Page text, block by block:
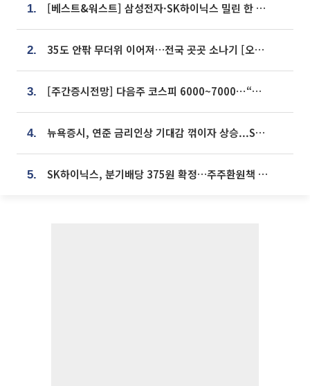
1. [베스트&워스트] 삼성전자·SK하이닉스 밀린 한 주…상상인증권은 85% 급등
2. 35도 안팎 무더위 이어져…전국 곳곳 소나기 [오늘 날씨]
3. [주간증시전망] 다음주 코스피 6000~7000⋯“外人 수급은 정책이 변수”
4. 뉴욕증시, 연준 금리인상 기대감 꺾이자 상승...S&P500 사상 최고치 [종합]
5. SK하이닉스, 분기배당 375원 확정…주주환원책 9월로 앞당겨 발표